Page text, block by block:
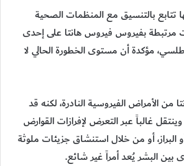
تتابع بالتنسيق مع المنظمات الصحية
مرتبطة بفيروس فيروس هانتا على إحدى
مؤكدة أن مستوى الخطورة الحالي لا
الأمراض الفيروسية النادرة، لكنه قد
غالباً عبر التعرض لإفرازات القوارض
البراز، أو من خلال استنشاق جزيئات ملوثة
بين البشر يُعد أمراً غير شائع.